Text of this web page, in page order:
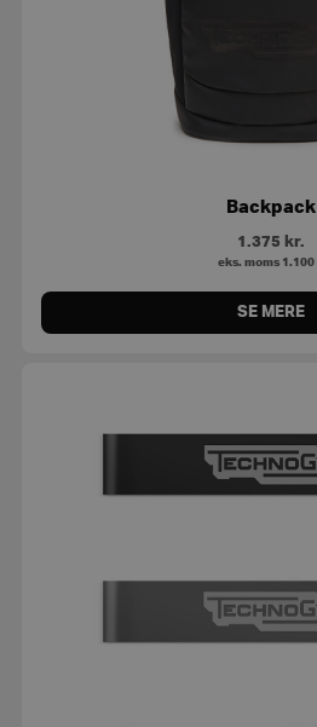
Backpack
1.375 kr.
eks. moms 1.100
SE MERE